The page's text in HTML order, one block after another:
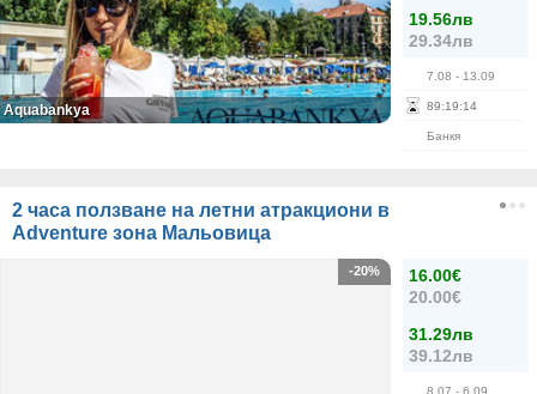
19.56лв
29.34лв
7.08 - 13.09
89:19:14
Банкя
Aquabankya
2 часа ползване на летни атракциони в
Adventure зона Мальовица
16.00€
20.00€
31.29лв
39.12лв
8.07 - 6.09
-20%